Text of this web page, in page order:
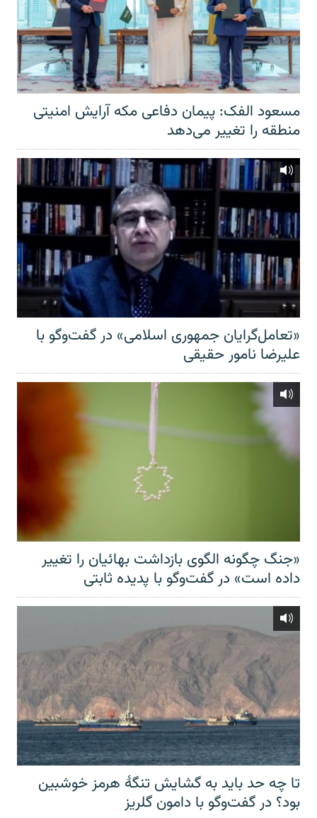
مسعود الفک: پیمان دفاعی مکه آرایش امنیتی
منطقه را تغییر می‌دهد
«تعامل‌گرایان جمهوری اسلامی» در گفت‌وگو با
علیرضا نامور حقیقی
«جنگ چگونه الگوی بازداشت بهائیان را تغییر
داده است» در گفت‌وگو با پدیده ثابتی
تا چه حد باید به گشایش تنگهٔ هرمز خوشبین
بود؟ در گفت‌وگو با دامون گلریز